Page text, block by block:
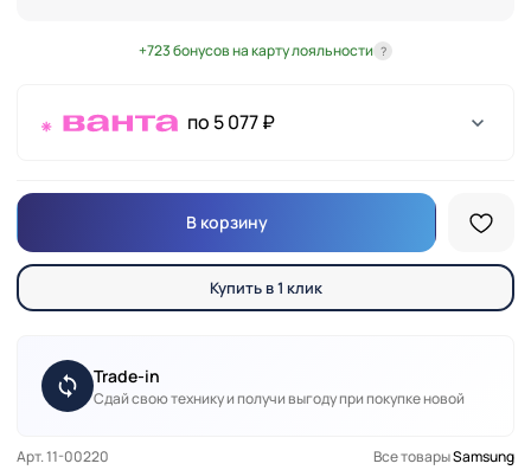
+723 бонусов на карту лояльности ?
по 5 077 ₽
В корзину
Купить в 1 клик
Trade-in
Сдай свою технику и получи выгоду при покупке новой
Арт. 11-00220 Все товарыSamsung